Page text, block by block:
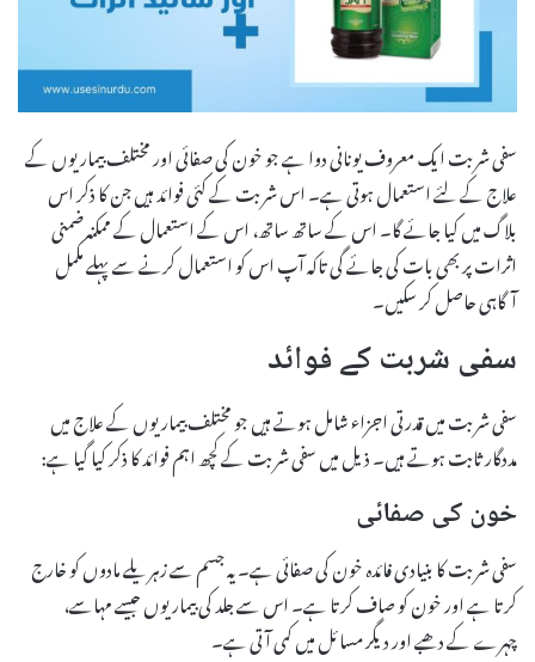
سفی شربت ایک معروف یونانی دوا ہے جو خون کی صفائی اور مختلف بیماریوں کے
علاج کے لئے استعمال ہوتی ہے۔ اس شربت کے کئی فوائد ہیں جن کا ذکر اس
بلاگ میں کیا جائے گا۔ اس کے ساتھ ساتھ، اس کے استعمال کے ممکنہ ضمنی
اثرات پر بھی بات کی جائے گی تاکہ آپ اس کو استعمال کرنے سے پہلے مکمل
آگاہی حاصل کر سکیں۔
سفی شربت کے فوائد
سفی شربت میں قدرتی اجزاء شامل ہوتے ہیں جو مختلف بیماریوں کے علاج میں
مددگار ثابت ہوتے ہیں۔ ذیل میں سفی شربت کے کچھ اہم فوائد کا ذکر کیا گیا ہے:
خون کی صفائی
سفی شربت کا بنیادی فائدہ خون کی صفائی ہے۔ یہ جسم سے زہریلے مادوں کو خارج
کرتا ہے اور خون کو صاف کرتا ہے۔ اس سے جلد کی بیماریوں جیسے مہاسے،
چہرے کے دھبے اور دیگر مسائل میں کمی آتی ہے۔